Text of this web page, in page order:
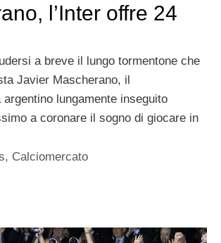
l’Inter offre 24
a breve il lungo tormentone che
Javier Mascherano, il
lungamente inseguito
a coronare il sogno di giocare in
, Calciomercato